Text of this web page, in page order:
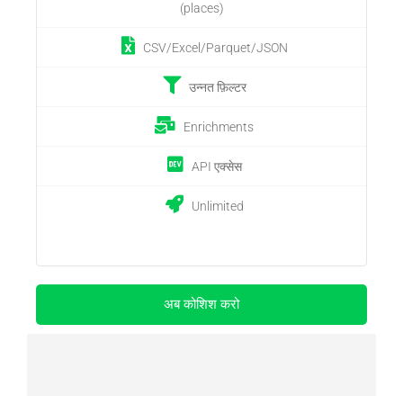
(places)
CSV/Excel/Parquet/JSON
उन्नत फ़िल्टर
Enrichments
API एक्सेस
Unlimited
अब कोशिश करो